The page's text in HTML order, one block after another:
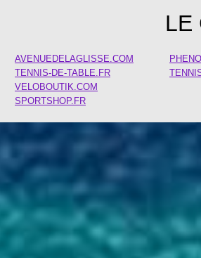
LE
AVENUEDELAGLISSE.COM
TENNIS-DE-TABLE.FR
VELOBOUTIK.COM
SPORTSHOP.FR